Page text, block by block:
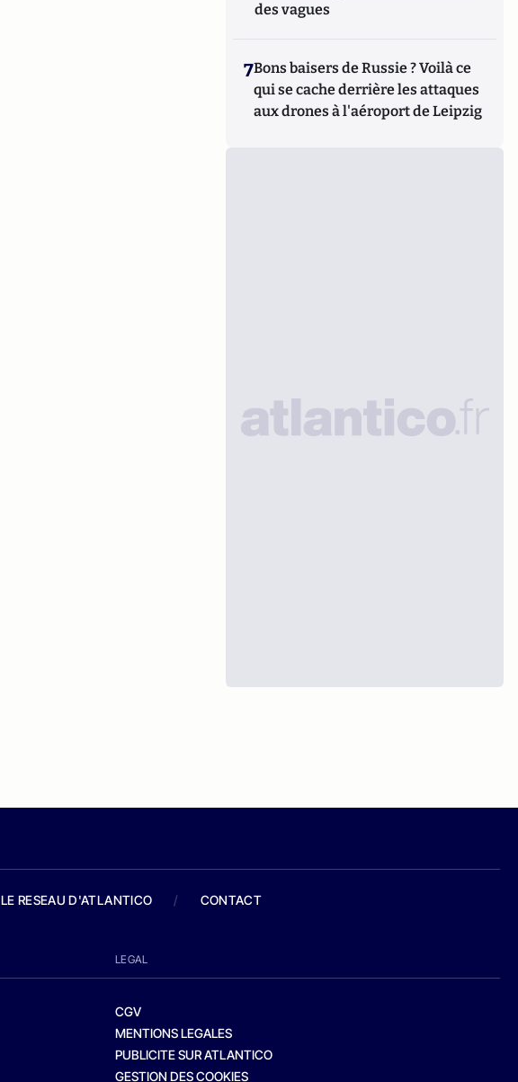
des vagues
7Bons baisers de Russie ? Voilà ce
qui se cache derrière les attaques
aux drones à l'aéroport de Leipzig
LE RESEAU D'ATLANTICO / CONTACT
LEGAL
CGV
MENTIONS LEGALES
PUBLICITE SUR ATLANTICO
GESTION DES COOKIES